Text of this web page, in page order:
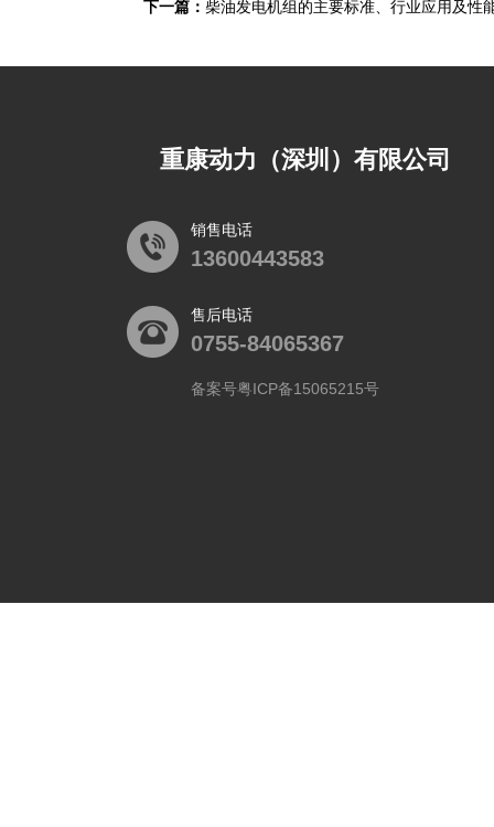
下一篇： 柴油发电机组的主要标准、行业应用及性
重康动力（深圳）有限公司
销售电话
13600443583
售后电话
0755-84065367
备案号粤ICP备15065215号